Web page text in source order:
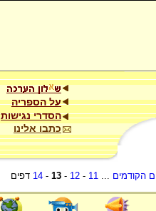
על הספריה
הסדרי נגישות
כתבו אלינו
הקודמים ...
11
-
12
-
13
-
14 דפים